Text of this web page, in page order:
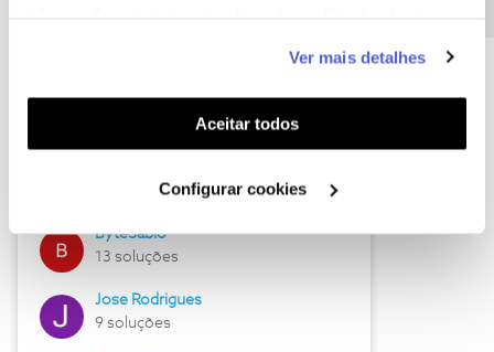
funcionalidades (cookies de personalização e
funcionalidade) e adaptar anúncios aos seus interesses
(cookies de publicidade personalizada). Pode gerir a
utilização dos cookies clicando em "Configurar
Ver mais detalhes
Aceitar todos
Configurar cookies
Hall of Fame de julho
17 soluções
ByteSábio
13 soluções
Jose Rodrigues
9 soluções